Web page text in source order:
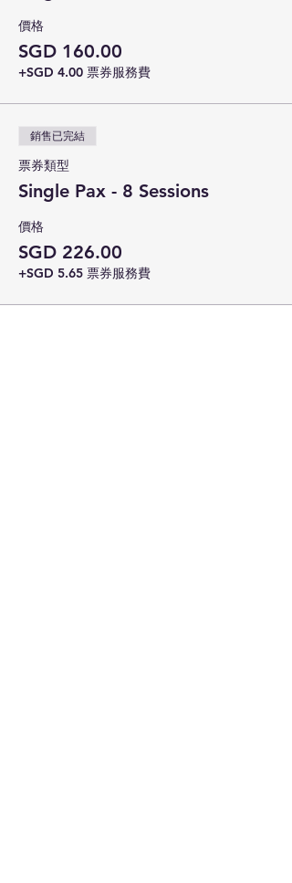
價格
SGD 160.00
+SGD 4.00 票券服務費
銷售已完結
票券類型
Single Pax - 8 Sessions
價格
SGD 226.00
+SGD 5.65 票券服務費